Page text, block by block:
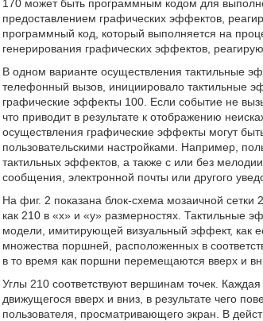
170 может быть программным кодом для
предоставлением графических эффектов,
программный код, который выполняется на
генерирования графических эффектов,
В одном варианте осуществления тактильные
телефонный вызов, инициировало тактильные
графические эффекты 100. Если событие не
что приводит в результате к отображению
осуществления графические эффекты могут
пользовательскими настройками. Например,
тактильных эффектов, а также с или без
сообщения, электронной почты или другого
На фиг. 2 показана блок-схема мозаичной сетки
как 210 в «x» и «y» размерностях. Тактильные
модели, имитирующей визуальный эффект, как
множества поршней, расположенных в
в то время как поршни перемещаются вверх и
Углы 210 соответствуют вершинам точек.
движущегося вверх и вниз, в результате чего
пользователя, просматривающего экран. В